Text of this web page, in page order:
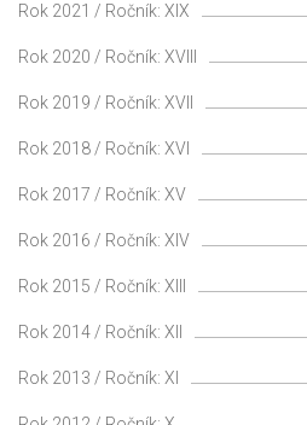
Rok 2021 / Ročník: XIX
Rok 2020 / Ročník: XVIII
Rok 2019 / Ročník: XVII
Rok 2018 / Ročník: XVI
Rok 2017 / Ročník: XV
Rok 2016 / Ročník: XIV
Rok 2015 / Ročník: XIII
Rok 2014 / Ročník: XII
Rok 2013 / Ročník: XI